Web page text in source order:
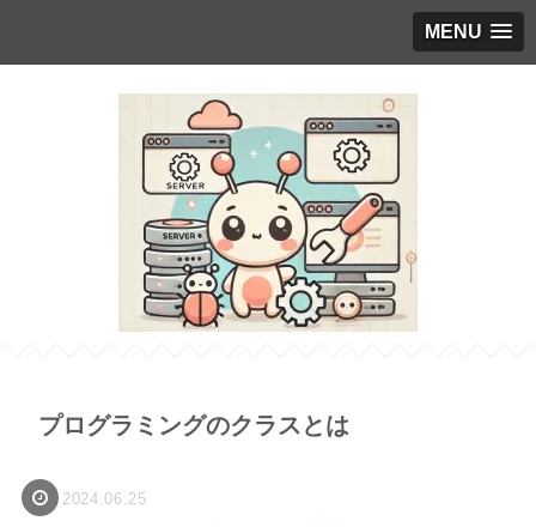
MENU
プログラミングのクラスとは
2024.06.25